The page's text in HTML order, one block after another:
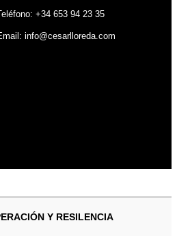
+34 653 94 23 35
info@cesarlloreda.com
Y RESILENCIA